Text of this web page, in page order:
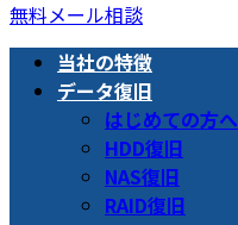
ッ
プ
移
動
無料メール相談
当社の特徴
データ復旧
はじめての方へ
HDD復旧
NAS復旧
RAID復旧